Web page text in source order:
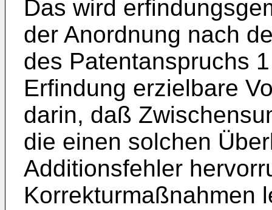
Das wird
der Anordnung nach
des Patentanspruchs
Erfindung erzielbare
darin, daß
die einen solchen
Additionsfehler
Korrekturmaßnahmen